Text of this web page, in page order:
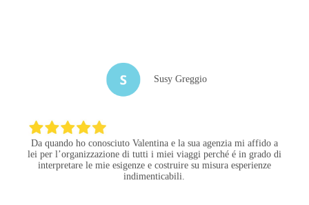
Susy Greggio
Da quando ho conosciuto Valentina e la sua agenzia mi affido a
lei per l’organizzazione di tutti i miei viaggi perché é in grado di
interpretare le mie esigenze e costruire su misura esperienze
indimenticabili.